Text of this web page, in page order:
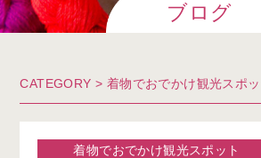
ブログ
CATEGORY > 着物でおでかけ観光スポッ
着物でおでかけ観光スポット